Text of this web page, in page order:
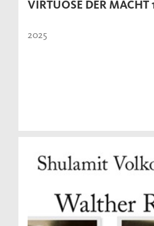
VIRTUOSE DER MACHT
2025